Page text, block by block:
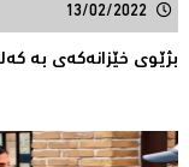
13/02/2022
بژێوی خێزانەکەی بە